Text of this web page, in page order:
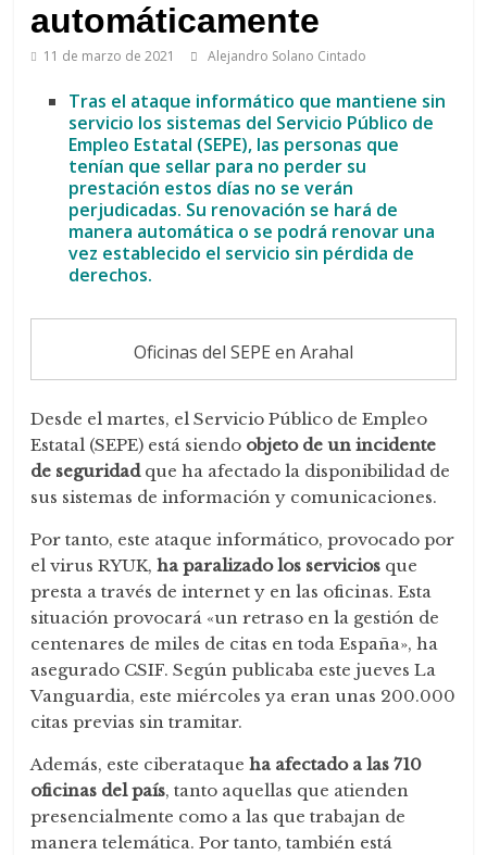
automáticamente
11 de marzo de 2021 Alejandro Solano Cintado
Tras el ataque informático que mantiene sin
servicio los sistemas del Servicio Público de
Empleo Estatal (SEPE), las personas que
tenían que sellar para no perder su
prestación estos días no se verán
perjudicadas. Su renovación se hará de
manera automática o se podrá renovar una
vez establecido el servicio sin pérdida de
derechos.
Oficinas del SEPE en Arahal
Desde el martes, el Servicio Público de Empleo
Estatal (SEPE) está siendo objeto de un incidente
de seguridadque ha afectado la disponibilidad de
sus sistemas de información y comunicaciones.
Por tanto, este ataque informático, provocado por
el virus RYUK,ha paralizado los servicios que
presta a través de internet y en las oficinas. Esta
situación provocará «un retraso en la gestión de
centenares de miles de citas en toda España», ha
asegurado CSIF. Según publicaba este jueves La
Vanguardia, este miércoles ya eran unas 200.000
citas previas sin tramitar.
Además, este ciberataqueha afectado a las 710
oficinas del país, tanto aquellas que atienden
presencialmente como a las que trabajan de
manera telemática. Por tanto, también está